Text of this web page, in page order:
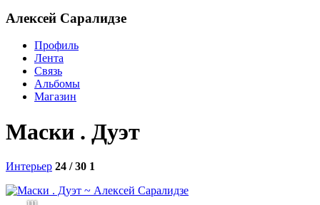
Алексей Саралидзе
Профиль
Лента
Связь
Альбомы
Магазин
Маски . Дуэт
Интерьер 24 / 30 1